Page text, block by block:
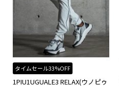
タイムセール33%OFF
1PIU1UGUALE3 RELAX(ウノピゥ